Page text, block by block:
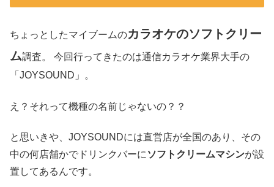
ちょっとしたマイブームのカラオケのソフトクリー
ム調査。 今回行ってきたのは通信カラオケ業界大手の
「JOYSOUND」。
え？それって機種の名前じゃないの？？
と思いきや、JOYSOUNDには直営店が全国のあり、その
中の何店舗かでドリンクバーに ソフトクリームマシンが設
置してあるんです。